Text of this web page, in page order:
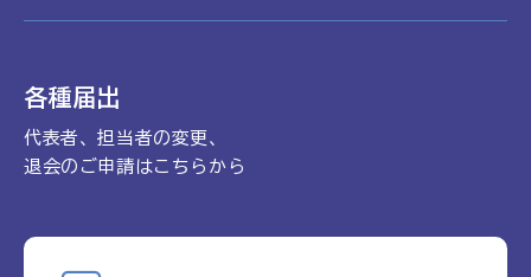
各種届出
代表者、担当者の変更、
退会のご申請はこちらから